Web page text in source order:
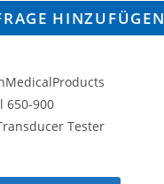
HINZUFÜGEN
650-900
Tester